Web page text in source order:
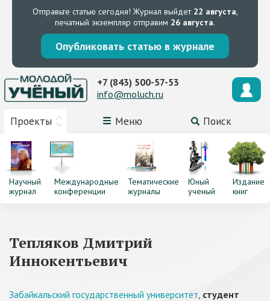
Отправьте статью сегодня! Журнал выйдет 22 августа,
печатный экземпляр отправим 26 августа.
Опубликовать статью в журнале
Проекты Меню Поиск
+7 (843) 500-57-53
info@moluch.ru
Научный
журнал
Международные
конференции
Тематические
журналы
Юный
ученый
Издание
книг
Тепляков Дмитрий
Иннокентьевич
Забайкальский государственный университет, студент